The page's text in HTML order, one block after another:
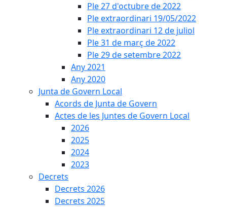
Ple 27 d'octubre de 2022
Ple extraordinari 19/05/2022
Ple extraordinari 12 de juliol
Ple 31 de març de 2022
Ple 29 de setembre 2022
Any 2021
Any 2020
Junta de Govern Local
Acords de Junta de Govern
Actes de les Juntes de Govern Local
2026
2025
2024
2023
Decrets
Decrets 2026
Decrets 2025